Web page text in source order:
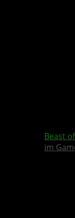
Beast
im